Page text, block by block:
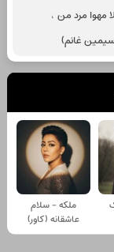
مهوا مرد من ،
غانم)
ملکه - سلام
عاشقانه (کاور)